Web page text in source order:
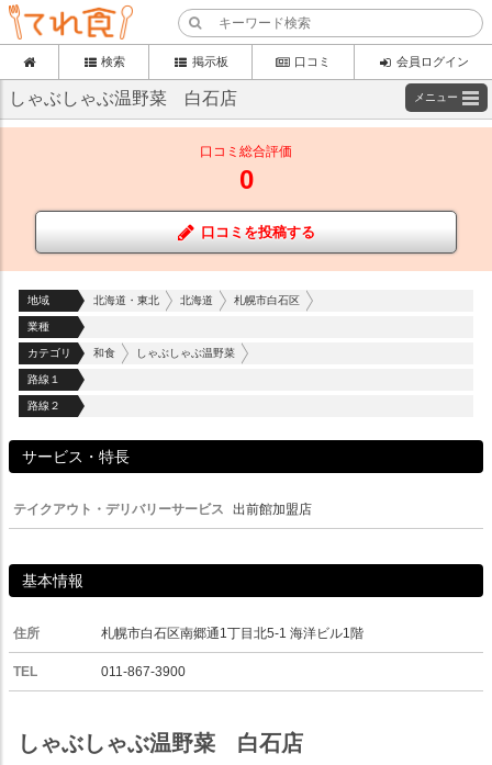
検索 掲示板 口コミ 会員ログイン
しゃぶしゃぶ温野菜 白石店 メニュー
口コミ総合評価
0
口コミを投稿する
地域 北海道・東北 北海道 札幌市白石区
業種
カテゴリ 和食 しゃぶしゃぶ温野菜
路線１
路線２
サービス・特長
テイクアウト・デリバリーサービス 出前館加盟店
基本情報
住所 札幌市白石区南郷通1丁目北5-1 海洋ビル1階
TEL 011-867-3900
しゃぶしゃぶ温野菜 白石店